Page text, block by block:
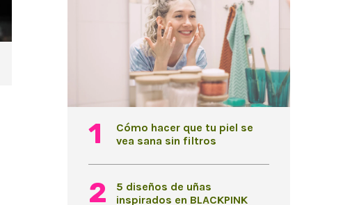
Cómo hacer que tu piel se
vea sana sin filtros
5 diseños de uñas
inspirados en BLACKPINK